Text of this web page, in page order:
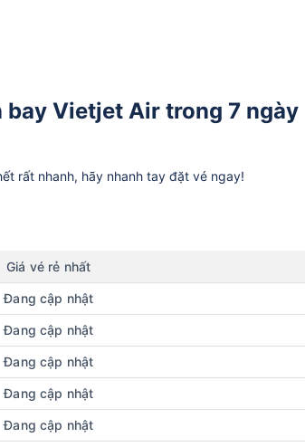
Vietjet Air trong 7 ngày
rất nhanh, hãy nhanh tay đặt vé ngay!
Giá vé rẻ nhất
Đang cập nhật
Đang cập nhật
Đang cập nhật
Đang cập nhật
Đang cập nhật